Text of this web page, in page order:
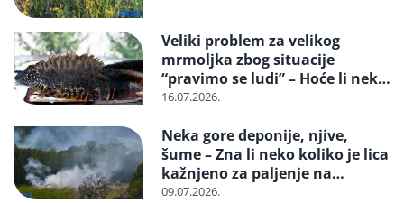
Veliki problem za velikog
mrmoljka zbog situacije
“pravimo se ludi” – Hoće li neko
reagovati i spasiti strogo
16.07.2026.
Neka gore deponije, njive,
šume – Zna li neko koliko je lica
kažnjeno za paljenje na
otvorenom
09.07.2026.